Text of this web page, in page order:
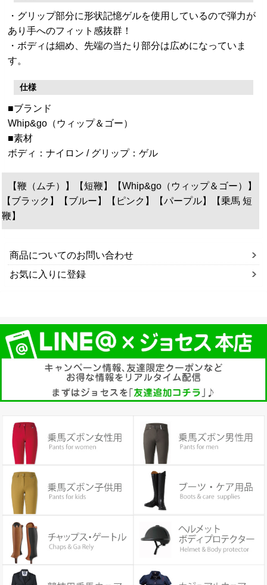
・グリップ部分に形状記憶ゲルを使用しているので弾力が
あり手へのフィット感抜群！
・ボディは細め、先端の当たり部分は広めになっていま
す。
仕様
■ブランド
Whip&go（ウィップ＆ゴー）
■素材
ボディ：ナイロン / グリップ：ゲル
【鞭（ムチ）】【短鞭】【Whip&go（ウィップ＆ゴー）】
【ブラック】【ブルー】【ピンク】【パープル】【乗馬 短
鞭】
商品についてのお問い合わせ
お気に入りに登録